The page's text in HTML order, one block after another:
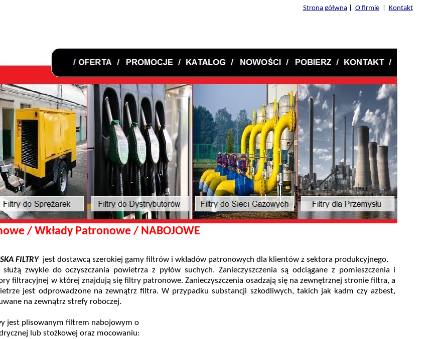
Strona gółwna| O firmie Kontakt
/ Wkłady Patronowe / NABOJOWE
FILTRY jest dostawcą szerokiej gamy filtrów i wkładów patronowych dla klientów z sektora produkcyjnego.
zwykle do oczyszczania powietrza z pyłów suchych. Zanieczyszczenia są odciągane z pomieszczenia i
filtracyjnej w której znajdują się filtry patronowe. Zanieczyszczenia osadzają się na zewnętrznej stronie filtra, a
jest odprowadzone na zewnątrz filtra. W przypadku substancji szkodliwych, takich jak kadm czy azbest,
na zewnątrz strefy roboczej.
jest plisowanym filtrem nabojowym o
lub stożkowej oraz mocowaniu: